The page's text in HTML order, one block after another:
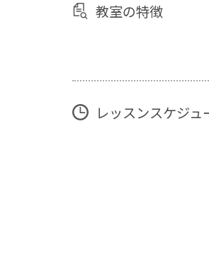
教室の特徴
レッスンスケジュ